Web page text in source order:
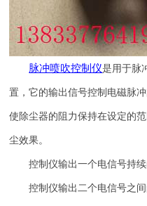
脉冲喷吹控制仪是用于脉
置，它的输出信号控制电磁脉
使除尘器的阻力保持在设定的
尘效果。
控制仪输出一个电信号持
控制仪输出二个电信号之